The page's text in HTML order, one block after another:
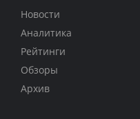
Новости
Аналитика
Рейтинги
Обзоры
Архив